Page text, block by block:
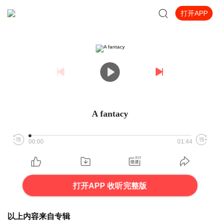
打开APP
A fantacy
00:00 01:44
打开APP 收听完整版
以上内容来自专辑